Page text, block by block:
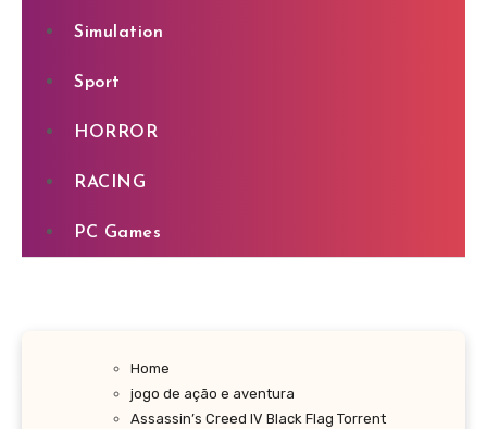
Simulation
Sport
HORROR
RACING
PC Games
Home
jogo de ação e aventura
Assassin’s Creed IV Black Flag Torrent